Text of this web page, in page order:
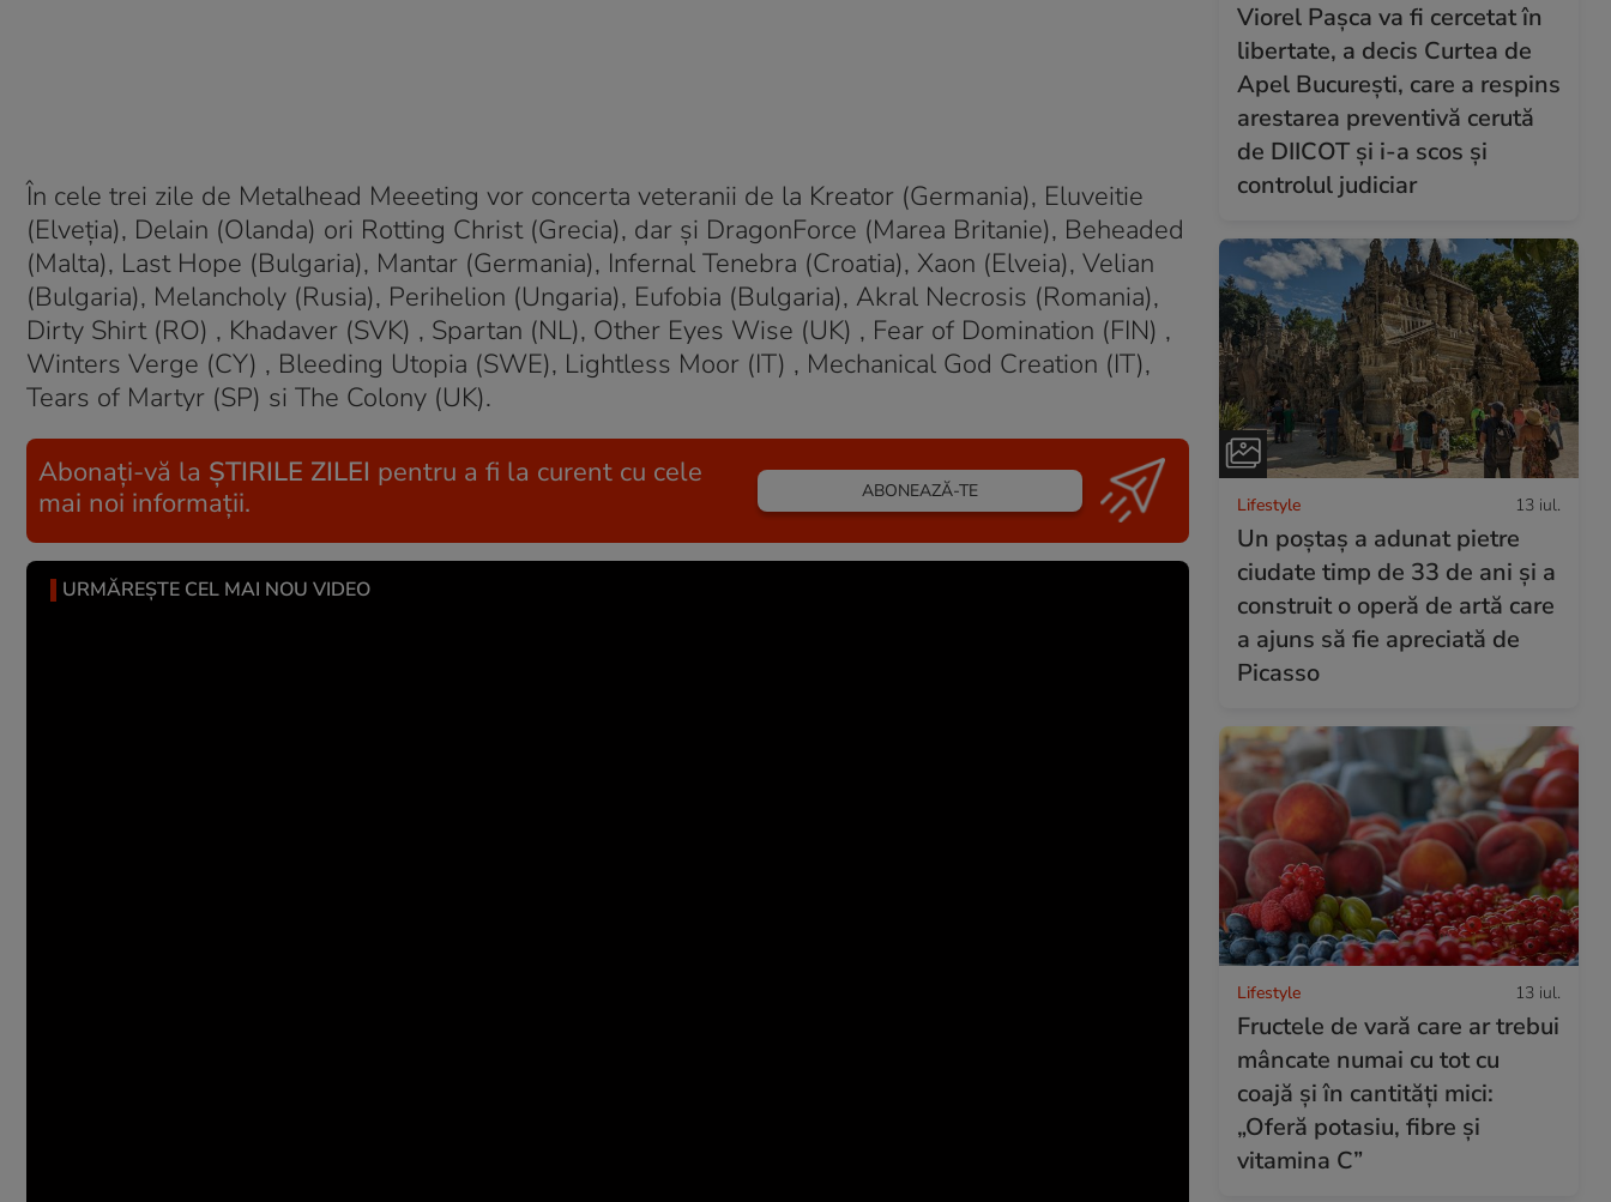
În cele trei zile de Metalhead Meeeting vor concerta veteranii de la Kreator (Germania), Eluveitie
(Elveția), Delain (Olanda) ori Rotting Christ (Grecia), dar și DragonForce (Marea Britanie), Beheaded
(Malta), Last Hope (Bulgaria), Mantar (Germania), Infernal Tenebra (Croatia), Xaon (Elveia), Velian
(Bulgaria), Melancholy (Rusia), Perihelion (Ungaria), Eufobia (Bulgaria), Akral Necrosis (Romania),
Dirty Shirt (RO) , Khadaver (SVK) , Spartan (NL), Other Eyes Wise (UK) , Fear of Domination (FIN) ,
Winters Verge (CY) , Bleeding Utopia (SWE), Lightless Moor (IT) , Mechanical God Creation (IT),
Tears of Martyr (SP) si The Colony (UK).
Abonați-vă la ȘTIRILE ZILEI pentru a fi la curent cu cele
mai noi informații.
ABONEAZĂ-TE
URMĂREȘTE CEL MAI NOU VIDEO
Viorel Pașca va fi cercetat în
libertate, a decis Curtea de
Apel București, care a respins
arestarea preventivă cerută
de DIICOT și i-a scos și
controlul judiciar
Lifestyle 13 iul.
Un poștaș a adunat pietre
ciudate timp de 33 de ani și a
construit o operă de artă care
a ajuns să fie apreciată de
Picasso
Lifestyle 13 iul.
Fructele de vară care ar trebui
mâncate numai cu tot cu
coajă și în cantități mici:
„Oferă potasiu, fibre și
vitamina C”